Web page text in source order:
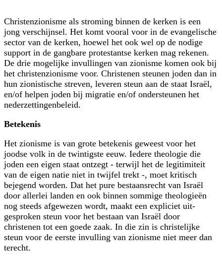
Christenzionisme als stroming binnen de kerken is een
jong verschijnsel. Het komt vooral voor in de evangelische
sector van de kerken, hoewel het ook wel op de nodige
support in de gangbare protestantse kerken mag rekenen.
De drie mogelijke invullingen van zionisme komen ook bij
het christenzionisme voor. Christenen steunen joden dan in
hun zionistische streven, leveren steun aan de staat Israël,
en/of helpen joden bij migratie en/of ondersteunen het
neder­zettingen­beleid.
Betekenis
Het zionisme is van grote betekenis geweest voor het
joodse volk in de twintigste eeuw. Iedere theologie die
joden een eigen staat ontzegt - terwijl het de legiti­miteit
van de eigen natie niet in twijfel trekt -, moet kritisch
bejegend worden. Dat het pure bestaansrecht van Israël
door allerlei landen en ook binnen sommige theologieën
nog steeds afgewezen wordt, maakt een expliciet uit­
gesproken steun voor het bestaan van Israël door
christenen tot een goede zaak. In die zin is christelijke
steun voor de eerste invulling van zionisme niet meer dan
terecht.